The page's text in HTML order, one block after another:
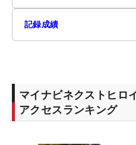
記録成績
マイナビネクストヒロ
アクセスランキング